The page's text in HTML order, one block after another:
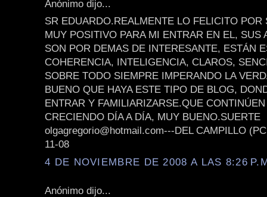
Anónimo dijo...
SR EDUARDO.REALMENTE LO FELICITO POR
MUY POSITIVO PARA MI ENTRAR EN EL, SUS
SON POR DEMAS DE INTERESANTE, ESTÁN
COHERENCIA, INTELIGENCIA, CLAROS,
SOBRE TODO SIEMPRE IMPERANDO LA
BUENO QUE HAYA ESTE TIPO DE BLOG,
ENTRAR Y FAMILIARIZARSE.QUE
CRECIENDO DÍA A DÍA, MUY BUENO.SUERTE
olgagregorio@hotmail.com---DEL CAMPILLO
11-08
4 DE NOVIEMBRE DE 2008 A LAS 8:26
Anónimo dijo...